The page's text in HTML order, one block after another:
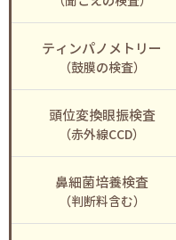
ティンパノメトリー
（鼓膜の検査）
頭位変換眼振検査
（赤外線CCD）
鼻細菌培養検査
（判断料含む）